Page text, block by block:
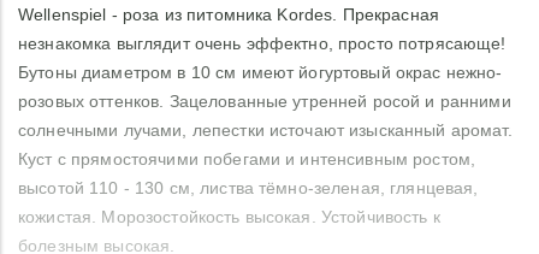
Wellenspiel - роза из питомника Kordes. Прекрасная
незнакомка выглядит очень эффектно, просто потрясающе!
Бутоны диаметром в 10 см имеют йогуртовый окрас нежно-
розовых оттенков. Зацелованные утренней росой и ранними
солнечными лучами, лепестки источают изысканный аромат.
Куст с прямостоячими побегами и интенсивным ростом,
высотой 110 - 130 см, листва тёмно-зеленая, глянцевая,
кожистая. Морозостойкость высокая. Устойчивость к
болезным высокая.